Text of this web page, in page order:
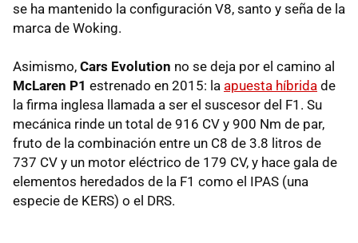
se ha mantenido la configuración V8, santo y seña de la
marca de Woking.
Asimismo, Cars Evolution no se deja por el camino al
McLaren P1 estrenado en 2015: la apuesta híbrida de
la firma inglesa llamada a ser el suscesor del F1. Su
mecánica rinde un total de 916 CV y 900 Nm de par,
fruto de la combinación entre un C8 de 3.8 litros de
737 CV y un motor eléctrico de 179 CV, y hace gala de
elementos heredados de la F1 como el IPAS (una
especie de KERS) o el DRS.